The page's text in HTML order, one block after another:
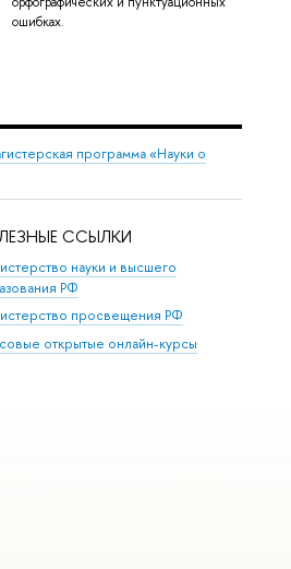
ошибках.
программа «Науки о
ССЫЛКИ
науки и высшего
РФ
просвещения РФ
открытые онлайн-курсы